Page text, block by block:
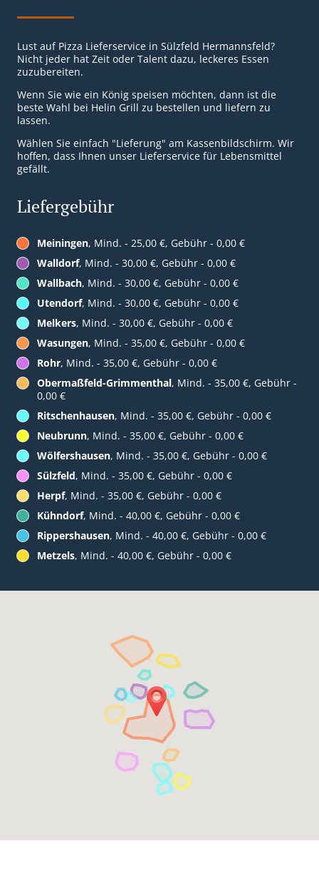
Lust auf Pizza Lieferservice in Sülzfeld Hermannsfeld?
Nicht jeder hat Zeit oder Talent dazu, leckeres Essen
zuzubereiten.
Wenn Sie wie ein König speisen möchten, dann ist die
beste Wahl bei Helin Grill zu bestellen und liefern zu
lassen.
Wählen Sie einfach "Lieferung" am Kassenbildschirm. Wir
hoffen, dass Ihnen unser Lieferservice für Lebensmittel
gefällt.
Liefergebühr
Meiningen, Mind. - 25,00 €, Gebühr - 0,00 €
Walldorf, Mind. - 30,00 €, Gebühr - 0,00 €
Wallbach, Mind. - 30,00 €, Gebühr - 0,00 €
Utendorf, Mind. - 30,00 €, Gebühr - 0,00 €
Melkers, Mind. - 30,00 €, Gebühr - 0,00 €
Wasungen, Mind. - 35,00 €, Gebühr - 0,00 €
Rohr, Mind. - 35,00 €, Gebühr - 0,00 €
Obermaßfeld-Grimmenthal, Mind. - 35,00 €, Gebühr -
0,00 €
Ritschenhausen, Mind. - 35,00 €, Gebühr - 0,00 €
Neubrunn, Mind. - 35,00 €, Gebühr - 0,00 €
Wölfershausen, Mind. - 35,00 €, Gebühr - 0,00 €
Sülzfeld, Mind. - 35,00 €, Gebühr - 0,00 €
Herpf, Mind. - 35,00 €, Gebühr - 0,00 €
Kühndorf, Mind. - 40,00 €, Gebühr - 0,00 €
Rippershausen, Mind. - 40,00 €, Gebühr - 0,00 €
Metzels, Mind. - 40,00 €, Gebühr - 0,00 €